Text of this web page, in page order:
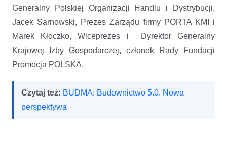
Generalny Polskiej Organizacji Handlu i Dystrybucji,
Jacek Sarnowski, Prezes Zarządu firmy PORTA KMI i
Marek Kłoczko, Wiceprezes i Dyrektor Generalny
Krajowej Izby Gospodarczej, członek Rady Fundacji
Promocja POLSKA.
Czytaj też: BUDMA: Budownictwo 5.0. Nowa
perspektywa